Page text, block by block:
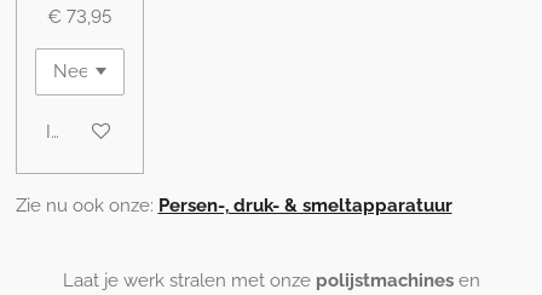
€ 73,95
In winkelwagen
Zie nu ook onze: Persen-, druk- & smeltapparatuur
Laat je werk stralen met onze polijstmachinesen